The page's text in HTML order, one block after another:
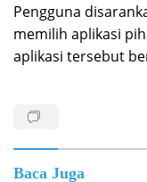
Pengguna
memilih aplikasi
aplikasi tersebut
Baca Juga